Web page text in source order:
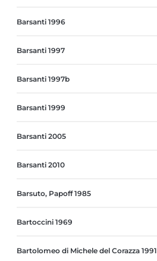
Barsanti 1996
Barsanti 1997
Barsanti 1997b
Barsanti 1999
Barsanti 2005
Barsanti 2010
Barsuto, Papoff 1985
Bartoccini 1969
Bartolomeo di Michele del Corazza 1991